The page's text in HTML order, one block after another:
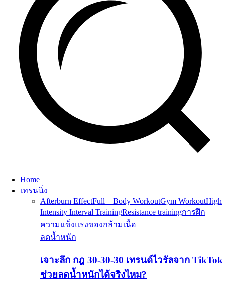
Home
เทรนนิ่ง
Afterburn EffectFull – Body WorkoutGym WorkoutHigh
Intensity Interval TrainingResistance trainingการฝึก
ความแข็งแรงของกล้ามเนื้อ
ลดน้ำหนัก
เจาะลึก กฎ 30-30-30 เทรนด์ไวรัลจาก TikTok
ช่วยลดน้ำหนักได้จริงไหม?